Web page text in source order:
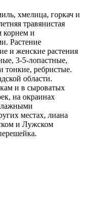
хмелица, горкач и
травянистая
корнем и
Растение
и женские растения
3-5-лопастные,
тонкие, ребристые.
области.
и в сыроватых
на окраинах
местах, лиана
и Лужском